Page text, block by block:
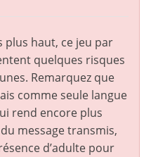
plus haut, ce jeu par
quelques risques
Remarquez que
comme seule langue
rend encore plus
message transmis,
d’adulte pour